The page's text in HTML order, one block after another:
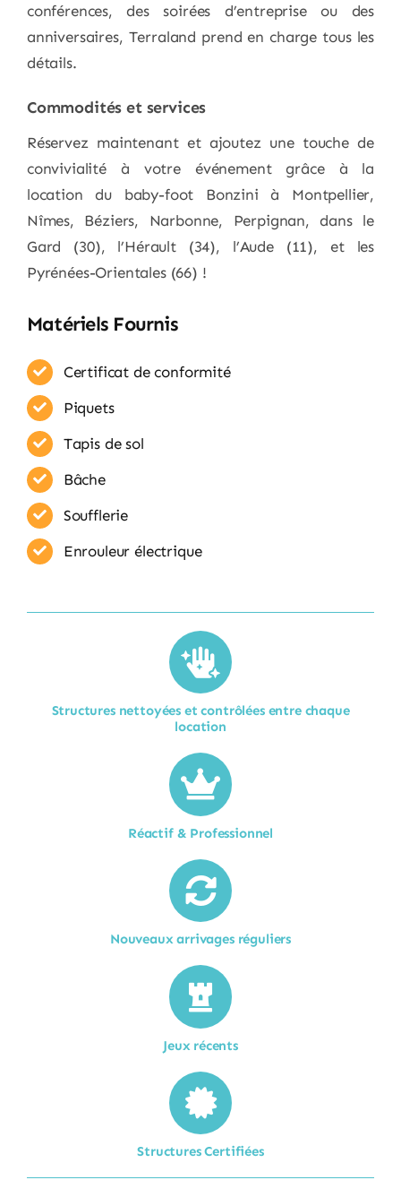
conférences, des soirées d’entreprise ou des
anniversaires, Terraland prend en charge tous les
détails.
Commodités et services
Réservez maintenant et ajoutez une touche de
convivialité à votre événement grâce à la
location du baby-foot Bonzini à Montpellier,
Nîmes, Béziers, Narbonne, Perpignan, dans le
Gard (30), l’Hérault (34), l’Aude (11), et les
Pyrénées-Orientales (66) !
Matériels Fournis
Certificat de conformité
Piquets
Tapis de sol
Bâche
Soufflerie
Enrouleur​ électrique
Structures nettoyées et contrôlées entre chaque
location​
Réactif & Professionnel
Nouveaux arrivages réguliers
Jeux récents
Structures Certifiées